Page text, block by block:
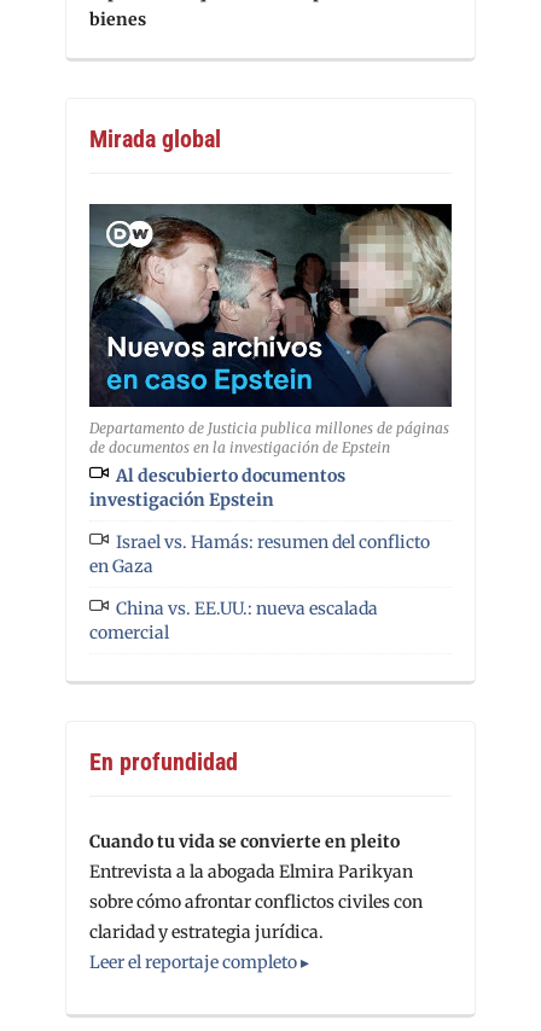
bienes
Mirada global
Departamento de Justicia publica millones de páginas
de documentos en la investigación de Epstein
Al descubierto documentos
investigación Epstein
Israel vs. Hamás: resumen del conflicto
en Gaza
China vs. EE.UU.: nueva escalada
comercial
En profundidad
Cuando tu vida se convierte en pleito
Entrevista a la abogada Elmira Parikyan
sobre cómo afrontar conflictos civiles con
claridad y estrategia jurídica.
Leer el reportaje completo ▸